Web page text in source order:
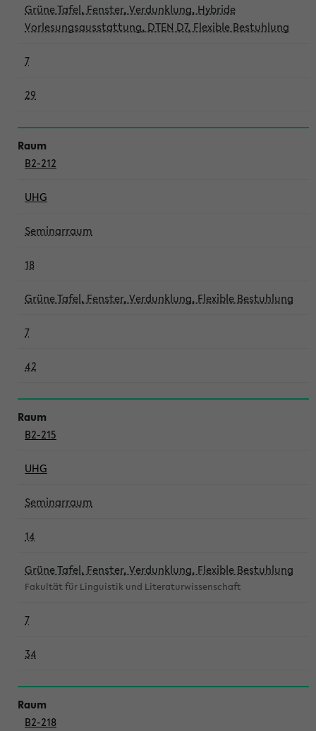
Grüne Tafel, Fenster, Verdunklung, Hybride
Vorlesungsausstattung, DTEN D7, Flexible Bestuhlung
7
29
B2-212
UHG
Seminarraum
18
Grüne Tafel, Fenster, Verdunklung, Flexible Bestuhlung
7
42
B2-215
UHG
Seminarraum
14
Grüne Tafel, Fenster, Verdunklung, Flexible Bestuhlung
Fakultät für Linguistik und Literaturwissenschaft
7
34
B2-218